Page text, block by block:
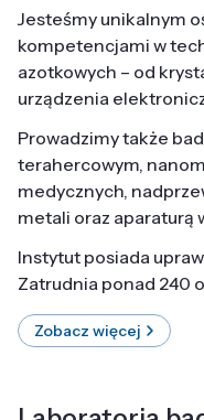
Jesteśmy unikalnym
kompetencjami w
azotkowych – od
urządzenia
Prowadzimy także
terahercowym,
medycznych,
metali oraz aparaturą
Instytut posiada
Zatrudnia ponad 240
Zobacz więcej